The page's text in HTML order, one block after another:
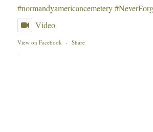
#normandyamericancemetery
Video
View on Facebook · Share